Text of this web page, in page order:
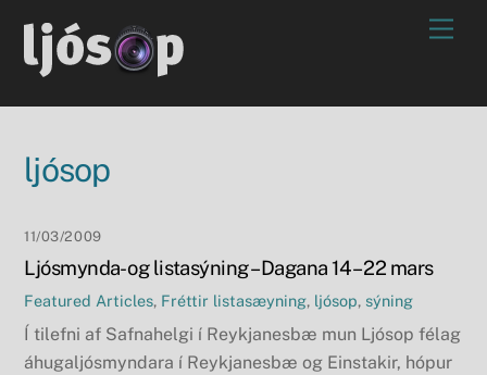
content
ljósop
11/03/2009
Ljósmynda- og listasýning – Dagana 14 – 22 mars
Featured Articles, Fréttir listasæyning, ljósop, sýning
Í tilefni af Safnahelgi í Reykjanesbæ mun Ljósop félag
áhugaljósmyndara í Reykjanesbæ og Einstakir, hópur